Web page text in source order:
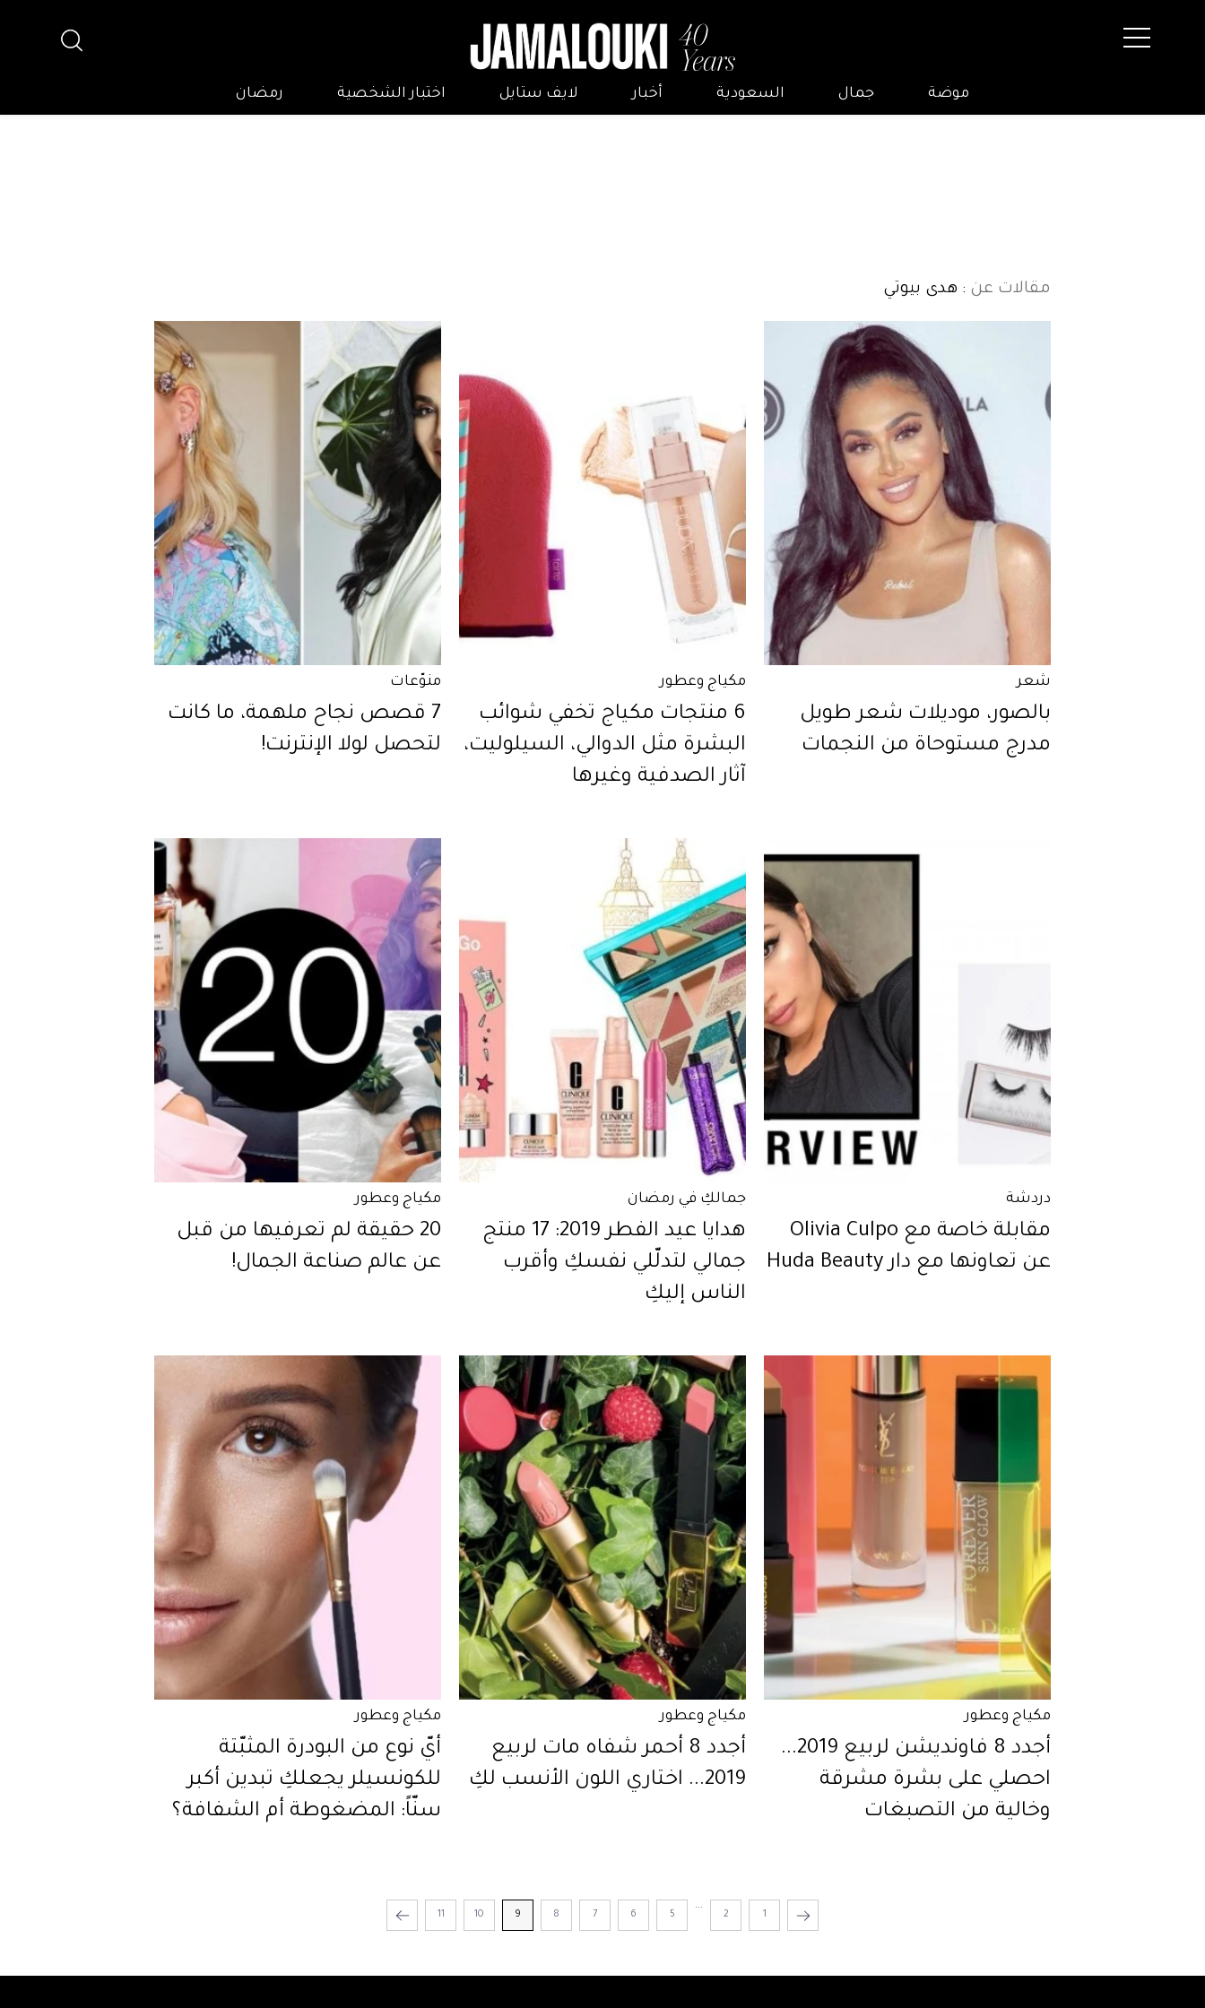
موضة جمال السعودية أخبار لايف ستايل اختبار الشخصية رمضان
مقالات عن : هدى بيوتي
شعر
بالصور، موديلات شعر طويل
مدرج مستوحاة من النجمات
مكياج وعطور
6 منتجات مكياج تخفي شوائب
البشرة مثل الدوالي، السيلوليت،
آثار الصدفية وغيرها
منوّعات
7 قصص نجاح ملهمة، ما كانت
لتحصل لولا الإنترنت!
دردشة
مقابلة خاصة مع Olivia Culpo
عن تعاونها مع دار Huda Beauty
جمالكِ في رمضان
هدايا عيد الفطر 2019: 17 منتج
جمالي لتدلّلي نفسكِ وأقرب
الناس إليكِ
مكياج وعطور
20 حقيقة لم تعرفيها من قبل
عن عالم صناعة الجمال!
مكياج وعطور
أجدد 8 فاونديشن لربيع 2019...
احصلي على بشرة مشرقة
وخالية من التصبغات
مكياج وعطور
أجدد 8 أحمر شفاه مات لربيع
2019... اختاري اللون الأنسب لكِ
مكياج وعطور
أيّ نوع من البودرة المثبّتة
للكونسيلر يجعلكِ تبدين أكبر
سنّاً: المضغوطة أم الشفافة؟
1
2
...
5
6
7
8
9
10
11